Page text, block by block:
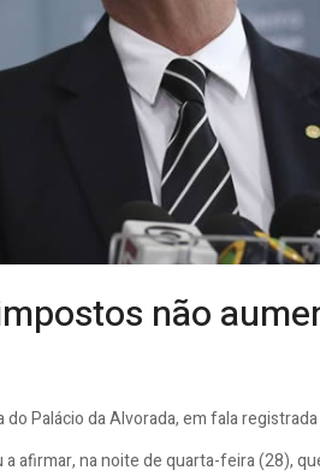
não
Palácio da Alvorada, em fala
afirmar, na noite de quarta-feira (28),